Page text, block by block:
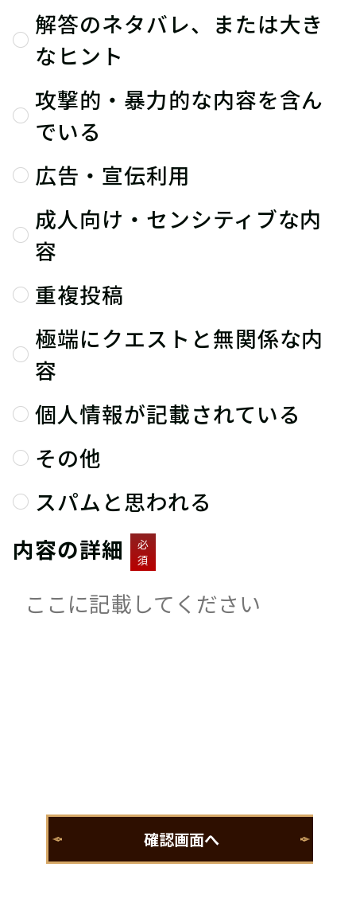
解答のネタバレ、または大き
なヒント
攻撃的・暴力的な内容を含ん
でいる
広告・宣伝利用
成人向け・センシティブな内
容
重複投稿
極端にクエストと無関係な内
容
個人情報が記載されている
その他
スパムと思われる
内容の詳細
必
須